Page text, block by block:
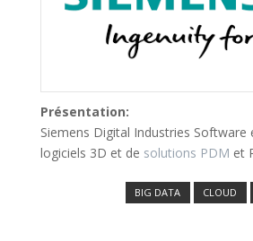
Présentation:
Siemens Digital Industries Software
logiciels 3D et de solutions PDM et
BIG DATA CLOUD